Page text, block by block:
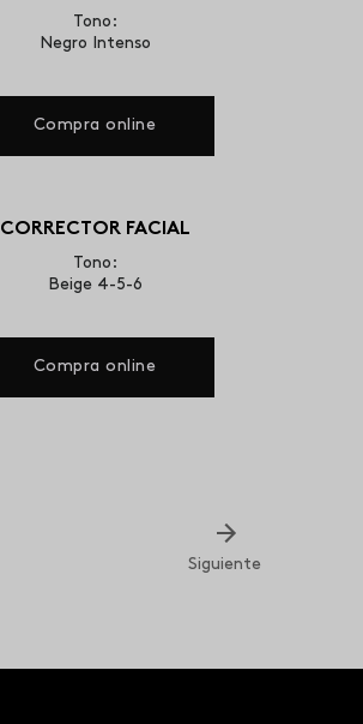
Tono:
Negro Intenso
Compra online
CORRECTOR FACIAL
Tono:
Beige 4-5-6
Compra online
Siguiente